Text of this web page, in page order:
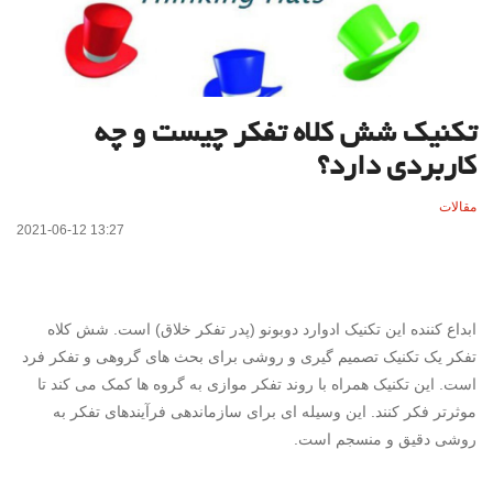
تکنیک شش کلاه تفکر چیست و چه
کاربردی دارد؟
مقالات
2021-06-12 13:27
ابداع کننده این تکنیک ادوارد دوبونو (پدر تفکر خلاق) است. شش کلاه
تفکر یک تکنیک تصمیم گیری و روشی برای بحث های گروهی و تفکر فرد
است. این تکنیک همراه با روند تفکر موازی به گروه ها کمک می کند تا
موثرتر فکر کنند. این وسیله ای برای سازماندهی فرآیندهای تفکر به
روشی دقیق و منسجم است.